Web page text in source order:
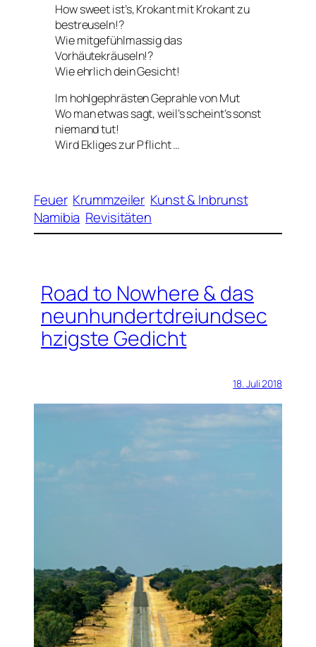
How sweet ist’s, Krokant mit Krokant zu
bestreuseln!?
Wie mitgefühlmassig das
Vorhäutekräuseln!?
Wie ehrlich dein Gesicht!
Im hohlgephrästen Geprahle von Mut
Wo man etwas sagt, weil’s scheint’s sonst
niemand tut!
Wird Ekliges zur Pflicht …
Feuer Krummzeiler Kunst & Inbrunst
Namibia Revisitäten
Road to Nowhere & das
neunhundertdreiundsec
hzigste Gedicht
18. Juli 2018